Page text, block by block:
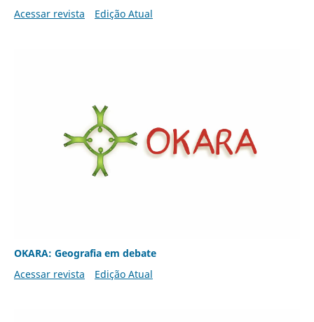
Acessar revista
Edição Atual
OKARA: Geografia em debate
Acessar revista
Edição Atual